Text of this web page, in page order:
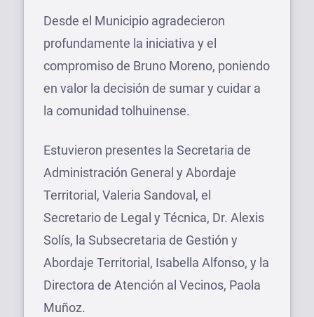
Desde el Municipio agradecieron
profundamente la iniciativa y el
compromiso de Bruno Moreno, poniendo
en valor la decisión de sumar y cuidar a
la comunidad tolhuinense.
Estuvieron presentes la Secretaria de
Administración General y Abordaje
Territorial, Valeria Sandoval, el
Secretario de Legal y Técnica, Dr. Alexis
Solís, la Subsecretaria de Gestión y
Abordaje Territorial, Isabella Alfonso, y la
Directora de Atención al Vecinos, Paola
Muñoz.